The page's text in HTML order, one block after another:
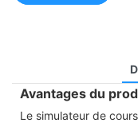
Avantages du
Le simulateur de